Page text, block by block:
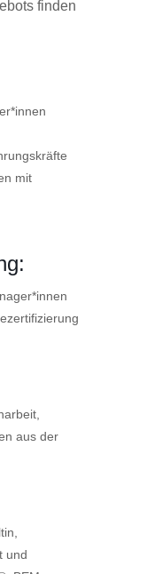
finden
mit
aus der
und